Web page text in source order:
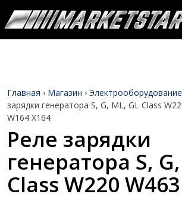
Главная › Магазин › Электрооборудование
зарядки генератора S, G, ML, GL Class
W164 X164
Реле зарядки
генератора S,
Class W220